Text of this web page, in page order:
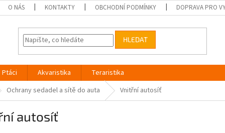
O NÁS KONTAKTY OBCHODNÍ PODMÍNKY DOPRAVA PRO
HLEDAT
Ptáci Akvaristika
Teraristika
Ochrany sedadel a sítě do auta Vnitřní autosíť
autosíť